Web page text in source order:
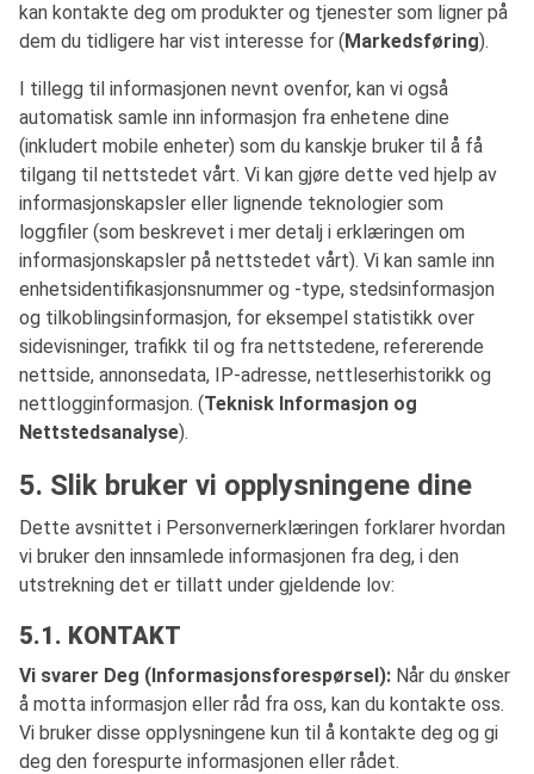
kan kontakte deg om produkter og tjenester som ligner på
dem du tidligere har vist interesse for (Markedsføring).
I tillegg til informasjonen nevnt ovenfor, kan vi også
automatisk samle inn informasjon fra enhetene dine
(inkludert mobile enheter) som du kanskje bruker til å få
tilgang til nettstedet vårt. Vi kan gjøre dette ved hjelp av
informasjonskapsler eller lignende teknologier som
loggfiler (som beskrevet i mer detalj i erklæringen om
informasjonskapsler på nettstedet vårt). Vi kan samle inn
enhetsidentifikasjonsnummer og -type, stedsinformasjon
og tilkoblingsinformasjon, for eksempel statistikk over
sidevisninger, trafikk til og fra nettstedene, refererende
nettside, annonsedata, IP-adresse, nettleserhistorikk og
nettlogginformasjon. (Teknisk Informasjon og
Nettstedsanalyse).
5. Slik bruker vi opplysningene dine
Dette avsnittet i Personvernerklæringen forklarer hvordan
vi bruker den innsamlede informasjonen fra deg, i den
utstrekning det er tillatt under gjeldende lov:
5.1. KONTAKT
Vi svarer Deg (Informasjonsforespørsel): Når du ønsker
å motta informasjon eller råd fra oss, kan du kontakte oss.
Vi bruker disse opplysningene kun til å kontakte deg og gi
deg den forespurte informasjonen eller rådet.